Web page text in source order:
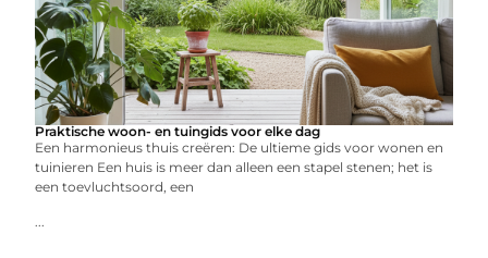
Praktische woon- en tuingids voor elke dag
Een harmonieus thuis creëren: De ultieme gids voor wonen en
tuinieren Een huis is meer dan alleen een stapel stenen; het is
een toevluchtsoord, een
...